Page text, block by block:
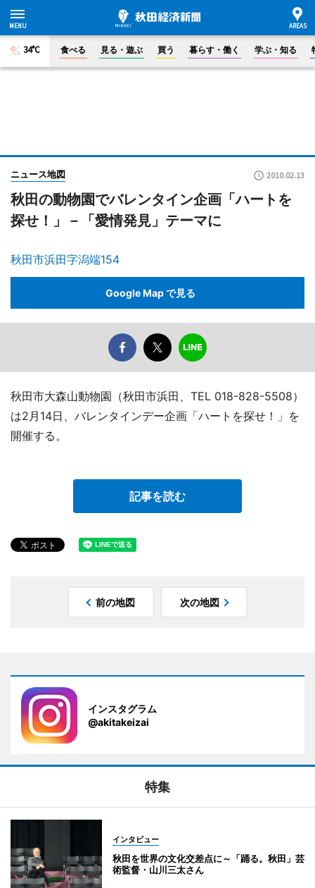
34°C 食べる 見る・遊ぶ 買う 暮らす・働く 学ぶ・知る
ニュース地図 2010.02.13
秋田の動物園でバレンタイン企画「ハートを
探せ！」－「愛情発見」テーマに
秋田市浜田字潟端154
Google Map で見る
秋田市大森山動物園（秋田市浜田、TEL 018-828-5508）
は2月14日、バレンタインデー企画「ハートを探せ！」を
開催する。
記事を読む
前の地図 次の地図
インスタグラム
@akitakeizai
特集
インタビュー
秋田を世界の文化交差点に～「踊る。秋田」芸
術監督・山川三太さん